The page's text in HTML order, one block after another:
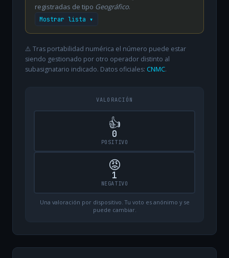
registradas de tipo Geográfico.
Mostrar lista ▾
⚠️ Tras portabilidad numérica el número puede estar
siendo gestionado por otro operador distinto al
subasignatario indicado. Datos oficiales: CNMC.
VALORACIÓN
👍
0
POSITIVO
😡
1
NEGATIVO
Una valoración por dispositivo. Tu voto es anónimo y se
puede cambiar.